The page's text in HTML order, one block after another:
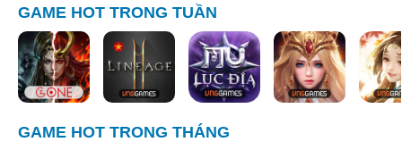
GAME HOT TRONG TUẦN
GAME HOT TRONG THÁNG